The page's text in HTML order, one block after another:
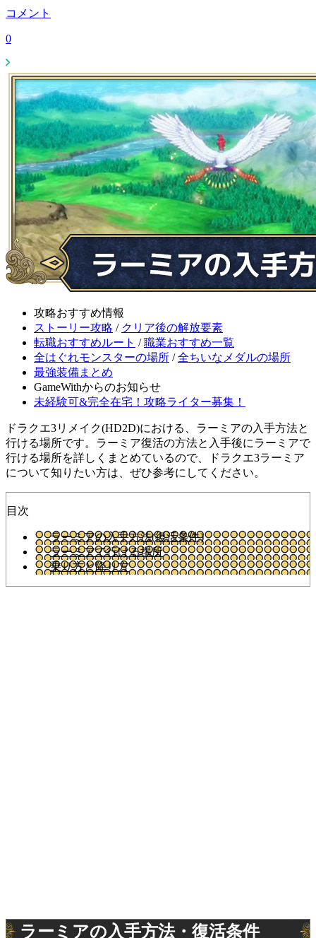
コメント
0
攻略おすすめ情報
ストーリー攻略 / クリア後の解放要素
転職おすすめルート /職業おすすめ一覧
全はぐれモンスターの場所 /全ちいなメダルの場所
最強装備まとめ
GameWithからのお知らせ
未経験可&完全在宅！攻略ライター募集！
ドラクエ3リメイク(HD2D)における、ラーミアの入手方法と
行ける場所です。ラーミア復活の方法と入手後にラーミアで
行ける場所を詳しくまとめているので、ドラクエ3ラーミア
について知りたい方は、ぜひ参考にしてください。
目次
ラーミアの入手方法(復活条件)
ラーミアで行ける場所
乗り方と降り方
ラーミアの入手方法・復活条件